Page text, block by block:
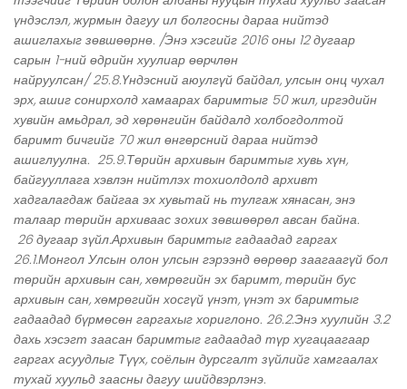
үндэслэл, журмын дагуу ил болгосны дараа нийтэд
ашиглахыг зөвшөөрнө. /Энэ хэсгийг 2016 оны 12 дугаар
сарын 1-ний өдрийн хуулиар өөрчлөн
найруулсан/ 25.8.Үндэсний аюулгүй байдал, улсын онц чухал
эрх, ашиг сонирхолд хамаарах баримтыг 50 жил, иргэдийн
хувийн амьдрал, эд хөрөнгийн байдалд холбогдолтой
баримт бичгийг 70 жил өнгөрсний дараа нийтэд
ашиглуулна. 25.9.Төрийн архивын баримтыг хувь хүн,
байгууллага хэвлэн нийтлэх тохиолдолд архивт
хадгалагдаж байгаа эх хувьтай нь тулгаж хянасан, энэ
талаар төрийн архиваас зохих зөвшөөрөл авсан байна.
26 дугаар зүйл.Архивын баримтыг гадаадад гаргах
26.1.Монгол Улсын олон улсын гэрээнд өөрөөр заагаагүй бол
төрийн архивын сан, хөмрөгийн эх баримт, төрийн бус
архивын сан, хөмрөгийн хосгүй үнэт, үнэт эх баримтыг
гадаадад бүрмөсөн гаргахыг хориглоно. 26.2.Энэ хуулийн 3.2
дахь хэсэгт заасан баримтыг гадаадад түр хугацаагаар
гаргах асуудлыг Түүх, соёлын дурсгалт зүйлийг хамгаалах
тухай хуульд заасны дагуу шийдвэрлэнэ.